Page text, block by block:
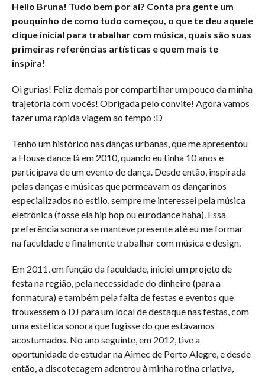
Hello Bruna! Tudo bem por aí? Conta pra gente um
pouquinho de como tudo começou, o que te deu aquele
clique inicial para trabalhar com música, quais são suas
primeiras referências artísticas e quem mais te
inspira!
Oi gurias! Feliz demais por compartilhar um pouco da minha
trajetória com vocês! Obrigada pelo convite! Agora vamos
fazer uma rápida viagem ao tempo :D
Tenho um histórico nas danças urbanas, que me apresentou
a House dance lá em 2010, quando eu tinha 10 anos e
participava de um evento de dança. Desde então, inspirada
pelas danças e músicas que permeavam os dançarinos
especializados no estilo, sempre me interessei pela música
eletrônica (fosse ela hip hop ou eurodance haha). Essa
preferência sonora se manteve presente até eu me formar
na faculdade e finalmente trabalhar com música e design.
Em 2011, em função da faculdade, iniciei um projeto de
festa na região, pela necessidade do dinheiro (para a
formatura) e também pela falta de festas e eventos que
trouxessem o DJ para um local de destaque nas festas, com
uma estética sonora que fugisse do que estávamos
acostumados. No ano seguinte, em 2012, tive a
oportunidade de estudar na Aimec de Porto Alegre, e desde
então, a discotecagem adentrou à minha rotina criativa,